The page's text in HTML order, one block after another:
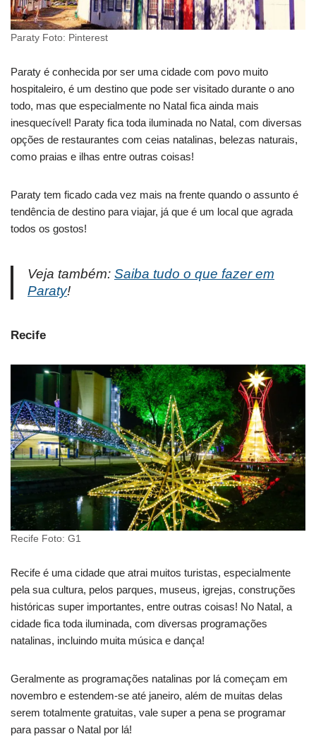
Paraty Foto: Pinterest
Paraty é conhecida por ser uma cidade com povo muito
hospitaleiro, é um destino que pode ser visitado durante o ano
todo, mas que especialmente no Natal fica ainda mais
inesquecível! Paraty fica toda iluminada no Natal, com diversas
opções de restaurantes com ceias natalinas, belezas naturais,
como praias e ilhas entre outras coisas!
Paraty tem ficado cada vez mais na frente quando o assunto é
tendência de destino para viajar, já que é um local que agrada
todos os gostos!
Veja também: Saiba tudo o que fazer em
Paraty!
Recife
Recife Foto: G1
Recife é uma cidade que atrai muitos turistas, especialmente
pela sua cultura, pelos parques, museus, igrejas, construções
históricas super importantes, entre outras coisas! No Natal, a
cidade fica toda iluminada, com diversas programações
natalinas, incluindo muita música e dança!
Geralmente as programações natalinas por lá começam em
novembro e estendem-se até janeiro, além de muitas delas
serem totalmente gratuitas, vale super a pena se programar
para passar o Natal por lá!